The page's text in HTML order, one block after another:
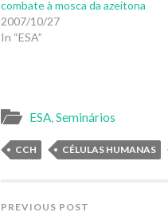
combate à mosca da azeitona
2007/10/27
In “ESA”
ESA,Seminários
CCH CÉLULAS HUMANAS
PREVIOUS POST